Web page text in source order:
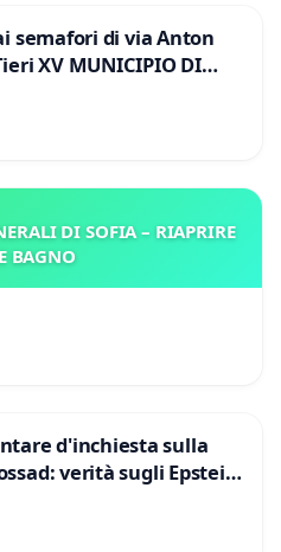
semafori di via Anton
XV MUNICIPIO DI
DI SOFIA – RIAPRIRE
BAGNO
d'inchiesta sulla
verità sugli Epstein